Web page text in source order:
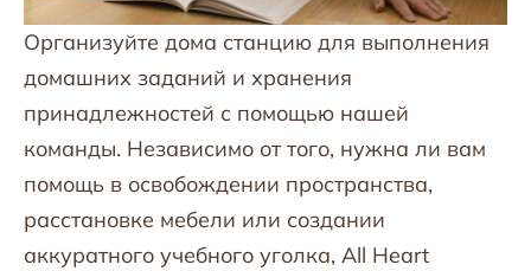
Организуйте дома станцию для выполнения
домашних заданий и хранения
принадлежностей с помощью нашей
команды. Независимо от того, нужна ли вам
помощь в освобождении пространства,
расстановке мебели или создании
аккуратного учебного уголка, All Heart